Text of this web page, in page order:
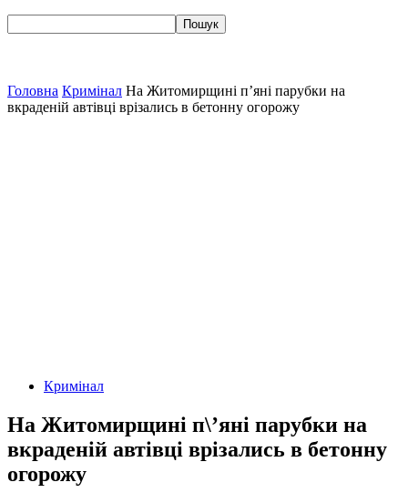
Головна Кримінал На Житомирщині п’яні парубки на
вкраденій автівці врізались в бетонну огорожу
Кримінал
На Житомирщині п\’яні парубки на
вкраденій автівці врізались в бетонну
огорожу